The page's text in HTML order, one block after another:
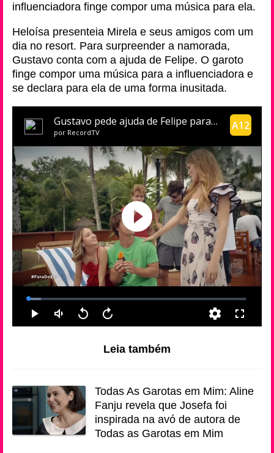
influenciadora finge compor uma música para ela.
Heloísa presenteia Mirela e seus amigos com um
dia no resort. Para surpreender a namorada,
Gustavo conta com a ajuda de Felipe. O garoto
finge compor uma música para a influenciadora e
se declara para ela de uma forma inusitada.
Leia também
Todas As Garotas em Mim: Aline
Fanju revela que Josefa foi
inspirada na avó de autora de
Todas as Garotas em Mim